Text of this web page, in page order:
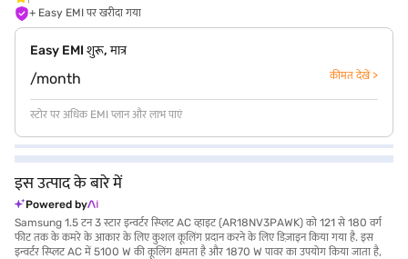
+ Easy EMI पर खरीदा गया
Easy EMI शुरू, मात्र
/month कीमत देखें >
स्टोर पर अधिक EMI प्लान और लाभ पाएं
इस उत्पाद के बारे में
Powered by
Samsung 1.5 टन 3 स्टार इन्वर्टर स्प्लिट AC व्हाइट (AR18NV3PAWK) को 121 से 180 वर्ग
फीट तक के कमरे के आकार के लिए कुशल कूलिंग प्रदान करने के लिए डिज़ाइन किया गया है. इस
इन्वर्टर स्प्लिट AC में 5100 W की कूलिंग क्षमता है और 1870 W पावर का उपयोग किया जाता है,